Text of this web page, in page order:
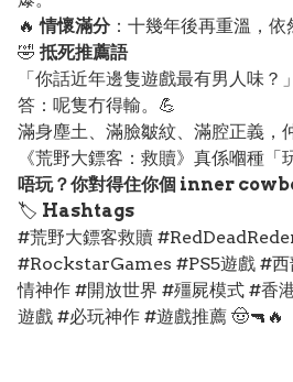
🔥情懷滿分：十幾年後再重溫，依
🤣 抵死推薦語
「你話近年邊隻遊戲最有男人味？」
答：呢隻冇得輸。💪
滿身塵土、滿臉皺紋、滿腔正義，
《荒野大鏢客：救贖》真係嗰種「
唔玩？你對得住你個 inner
🏷️ Hashtags
#荒野大鏢客救贖
#RockstarGames #PS5遊戲 #西
情神作 #開放世界 #殭屍模式 #香
遊戲 #必玩神作 #遊戲推薦 🤠🔫🔥